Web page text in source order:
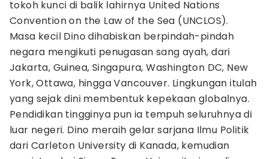
tokoh kunci di balik lahirnya United Nations
Convention on the Law of the Sea (UNCLOS).
Masa kecil Dino dihabiskan berpindah-pindah
negara mengikuti penugasan sang ayah, dari
Jakarta, Guinea, Singapura, Washington DC, New
York, Ottawa, hingga Vancouver. Lingkungan itulah
yang sejak dini membentuk kepekaan globalnya.
Pendidikan tingginya pun ia tempuh seluruhnya di
luar negeri. Dino meraih gelar sarjana Ilmu Politik
dari Carleton University di Kanada, kemudian